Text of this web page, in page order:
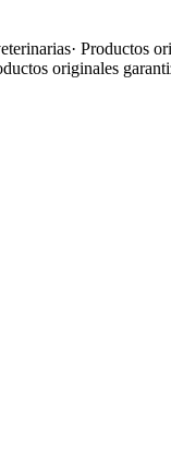
· Productos
originales